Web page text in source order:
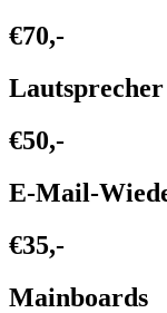
€70,-
Lautsprecher
€50,-
E-Mail-
€35,-
Mainboards